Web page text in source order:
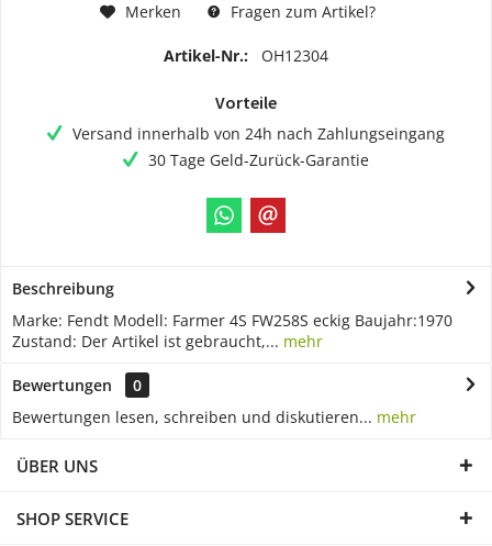
Merken Fragen zum Artikel?
Artikel-Nr.: OH12304
Vorteile
Versand innerhalb von 24h nach Zahlungseingang
30 Tage Geld-Zurück-Garantie
Beschreibung
Marke: Fendt Modell: Farmer 4S FW258S eckig Baujahr:1970
Zustand: Der Artikel ist gebraucht,... mehr
Bewertungen
0
Bewertungen lesen, schreiben und diskutieren... mehr
ÜBER UNS
SHOP SERVICE